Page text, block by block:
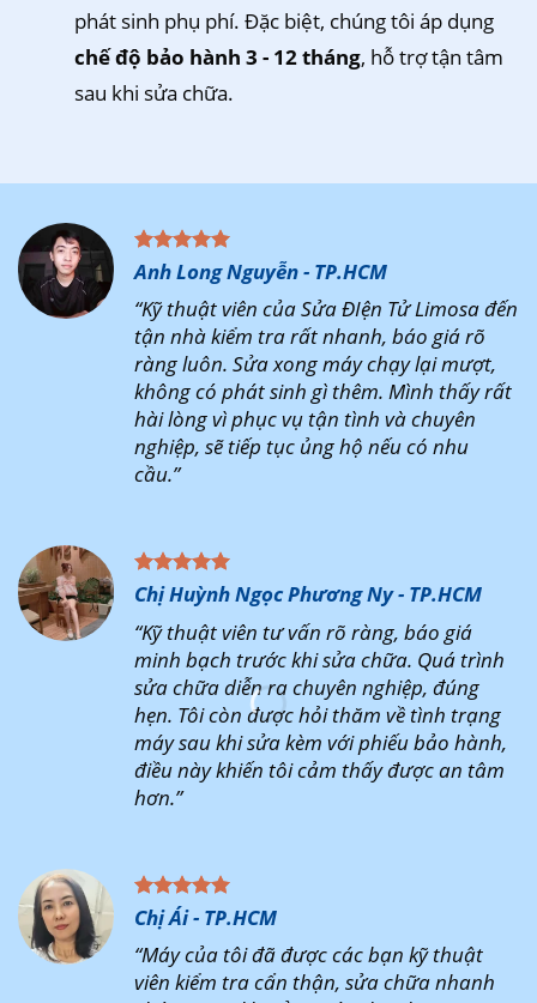
phát sinh phụ phí. Đặc biệt, chúng tôi áp dụng
chế độ bảo hành 3 - 12 tháng, hỗ trợ tận tâm
sau khi sửa chữa.
Anh Long Nguyễn - TP.HCM
“Kỹ thuật viên của Sửa ĐIện Tử Limosa đến
tận nhà kiểm tra rất nhanh, báo giá rõ
ràng luôn. Sửa xong máy chạy lại mượt,
không có phát sinh gì thêm. Mình thấy rất
hài lòng vì phục vụ tận tình và chuyên
nghiệp, sẽ tiếp tục ủng hộ nếu có nhu
cầu.”
Chị Huỳnh Ngọc Phương Ny - TP.HCM
“Kỹ thuật viên tư vấn rõ ràng, báo giá
minh bạch trước khi sửa chữa. Quá trình
sửa chữa diễn ra chuyên nghiệp, đúng
hẹn. Tôi còn được hỏi thăm về tình trạng
máy sau khi sửa kèm với phiếu bảo hành,
điều này khiến tôi cảm thấy được an tâm
hơn.”
Chị Ái - TP.HCM
“Máy của tôi đã được các bạn kỹ thuật
viên kiểm tra cẩn thận, sửa chữa nhanh